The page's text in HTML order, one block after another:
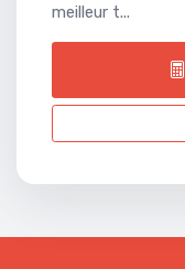
meilleur t...